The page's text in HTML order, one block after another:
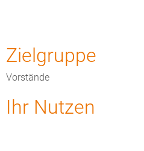
Zielgruppe
Vorstände
Ihr Nutzen